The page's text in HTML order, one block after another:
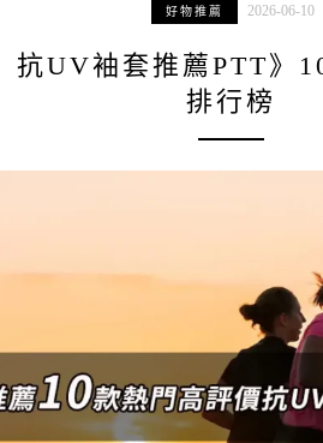
好物推薦 2026-06-10
抗UV袖套推薦PTT》
排行榜